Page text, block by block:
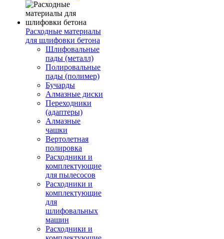
Расходные материалы
для шлифовки бетона
Шлифовальные
пады (металл)
Полировальные
пады (полимер)
Бучарды
Алмазные диски
Переходники
(адаптеры)
Алмазные
чашки
Вертолетная
полировка
Расходники и
комплектующие
для пылесосов
Расходники и
комплектующие
для
шлифовальных
машин
Расходники и